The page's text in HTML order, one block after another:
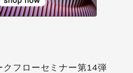
クフローセミナー第14弾